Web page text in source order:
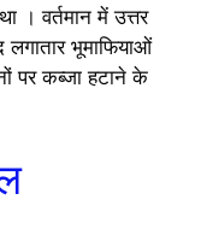
। वर्तमान में उत्तर
भूमाफियाओं
पर कब्जा हटाने के